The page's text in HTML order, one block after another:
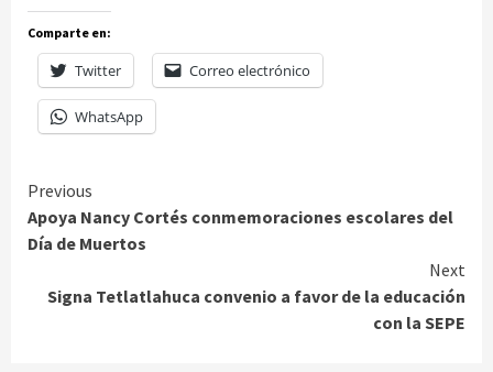
Comparte en:
Twitter Correo electrónico
WhatsApp
Continue
Reading
Previous
Apoya Nancy Cortés conmemoraciones escolares del
Día de Muertos
Next
Signa Tetlatlahuca convenio a favor de la educación
con la SEPE